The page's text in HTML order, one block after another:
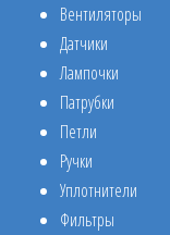
Вентиляторы
Датчики
Лампочки
Патрубки
Петли
Ручки
Уплотнители
Фильтры